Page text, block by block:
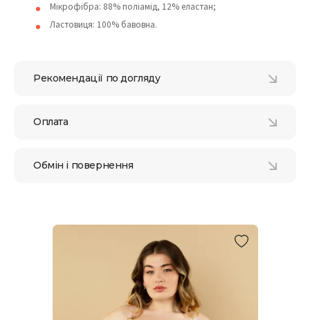
Мікрофібра: 88% поліамід, 12% еластан;
Ластовиця: 100% бавовна.
Рекомендації по догляду
Оплата
Обмін і повернення